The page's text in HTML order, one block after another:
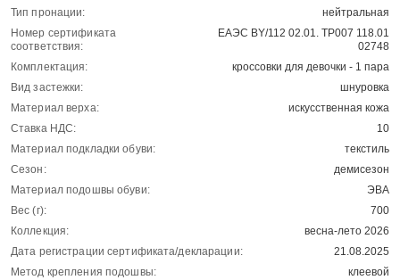
Тип пронации:
нейтральная
Номер сертификата
соответствия:
ЕАЭС BY/112 02.01. ТР007 118.01
02748
Комплектация:
кроссовки для девочки - 1 пара
Вид застежки:
шнуровка
Материал верха:
искусственная кожа
Ставка НДС:
10
Материал подкладки обуви:
текстиль
Сезон:
демисезон
Материал подошвы обуви:
ЭВА
Вес (г):
700
Коллекция:
весна-лето 2026
Дата регистрации сертификата/декларации:
21.08.2025
Метод крепления подошвы:
клеевой